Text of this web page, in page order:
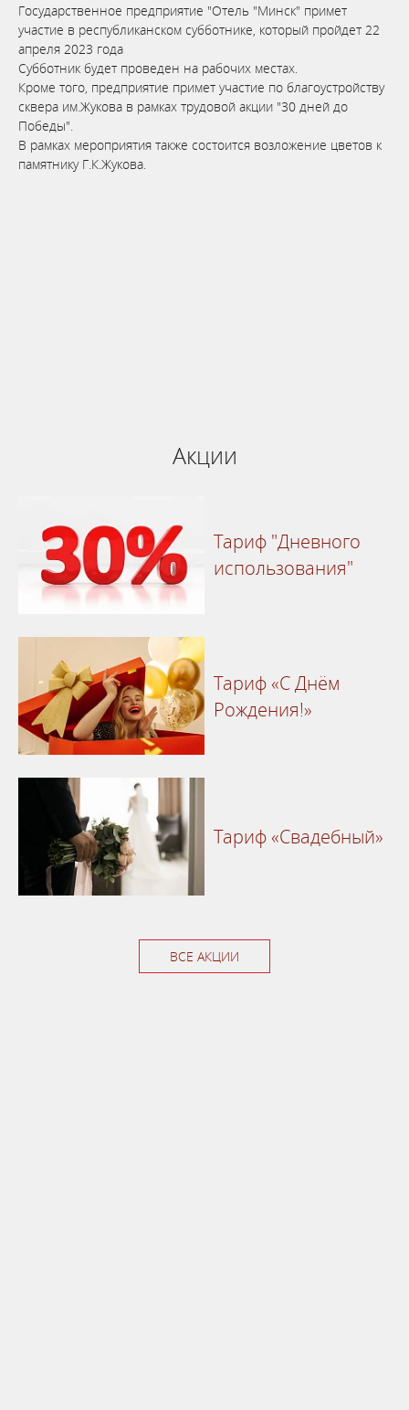
Государственное предприятие "Отель "Минск" примет
участие в республиканском субботнике, который пройдет 22
апреля 2023 года
Субботник будет проведен на рабочих местах.
Кроме того, предприятие примет участие по благоустройству
сквера им.Жукова в рамках трудовой акции "30 дней до
Победы".
В рамках мероприятия также состоится возложение цветов к
памятнику Г.К.Жукова.
Акции
Тариф "Дневного
использования"
Тариф «С Днём
Рождения!»
Тариф «Свадебный»
ВСЕ АКЦИИ